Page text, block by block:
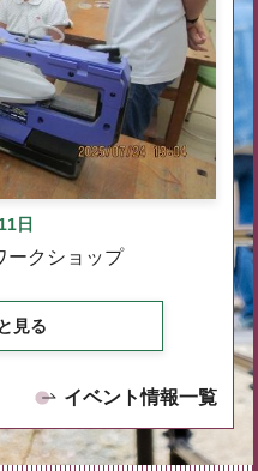
日
ークショップ
見る
イベント情報一覧